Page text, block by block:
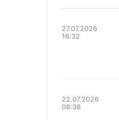
27.07.2026
16:32
22.07.2026
08:38